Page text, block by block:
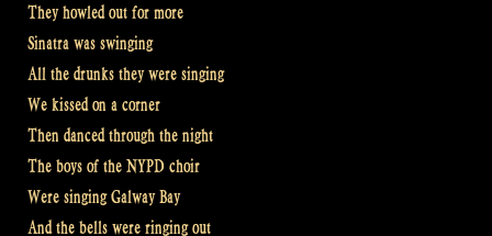
They howled out for more
Sinatra was swinging
All the drunks they were singing
We kissed on a corner
Then danced through the night
The boys of the NYPD choir
Were singing Galway Bay
And the bells were ringing out